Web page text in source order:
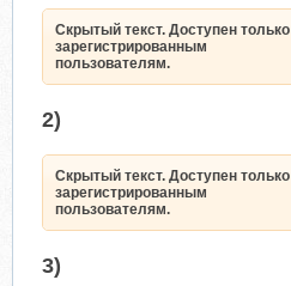
Скрытый текст. Доступен только
зарегистрированным
пользователям.
2)
Скрытый текст. Доступен только
зарегистрированным
пользователям.
3)